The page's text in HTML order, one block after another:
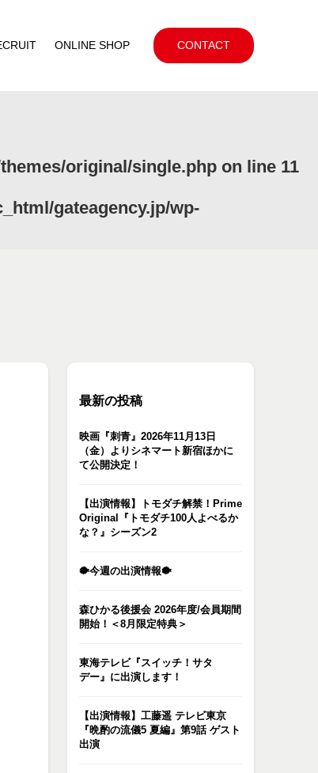
ONLINE SHOP CONTACT
original/single.phpon line 11
gateagency.jp/wp-
最新の投稿
映画『刺青』2026年11月13日
（金）よりシネマート新宿ほかに
て公開決定！
【出演情報】トモダチ解禁！Prime
Original『トモダチ100人よべるか
な？』シーズン2
🐡今週の出演情報🐡
森ひかる後援会 2026年度/会員期間
開始！＜8月限定特典＞
東海テレビ『スイッチ！サタ
デー』に出演します！
【出演情報】工藤遥 テレビ東京
『晩酌の流儀5 夏編』第9話 ゲスト
出演